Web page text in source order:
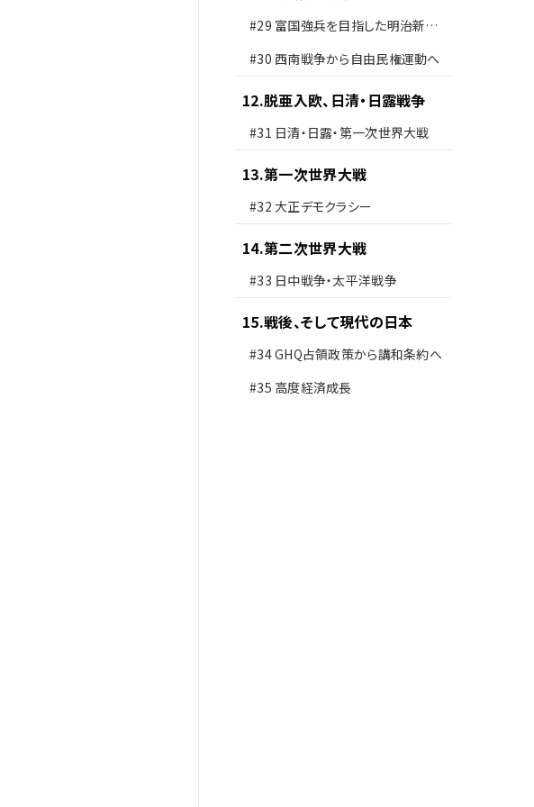
#29 富国強兵を目指した明治新政
府
#30 西南戦争から自由民権運動へ
12.脱亜入欧、日清・日露戦争
#31 日清・日露・第一次世界大戦
13.第一次世界大戦
#32 大正デモクラシー
14.第二次世界大戦
#33 日中戦争・太平洋戦争
15.戦後、そして現代の日本
#34GHQ占領政策から講和条約へ
#35 高度経済成長